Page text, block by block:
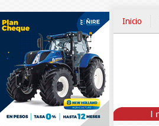
Inicio